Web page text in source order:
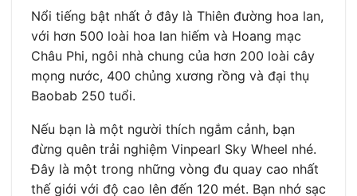
Nổi tiếng bật nhất ở đây là Thiên đường hoa lan,
với hơn 500 loài hoa lan hiếm và Hoang mạc
Châu Phi, ngôi nhà chung của hơn 200 loài cây
mọng nước, 400 chủng xương rồng và đại thụ
Baobab 250 tuổi.
Nếu bạn là một người thích ngắm cảnh, bạn
đừng quên trải nghiệm Vinpearl Sky Wheel nhé.
Đây là một trong những vòng đu quay cao nhất
thế giới với độ cao lên đến 120 mét. Bạn nhớ sạc